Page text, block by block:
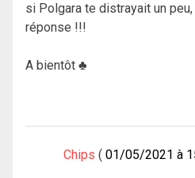
si Polgara te distrayait un
réponse !!!
A bientôt ♣
Chips 01/05/2021 à